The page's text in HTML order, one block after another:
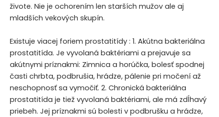
živote. Nie je ochorením len starších mužov ale aj
mladších vekových skupín.
Existuje viacej foriem prostatitídy : 1. Akútna bakteriálna
prostatitída. Je vyvolaná baktériami a prejavuje sa
akútnymi príznakmi: Zimnica a horúčka, bolesť spodnej
časti chrbta, podbrušia, hrádze, pálenie pri močení až
neschopnosť sa vymočiť. 2. Chronická bakteriálna
prostatitída je tiež vyvolaná baktériami, ale má zdĺhavý
priebeh. Jej príznakmi sú bolesti v podbrušku a hrádze,